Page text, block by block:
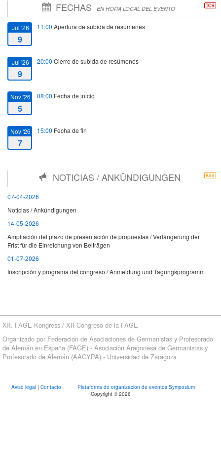
FECHAS EN HORA LOCAL DEL EVENTO
Jul '26
9
11:00 Apertura de subida de resúmenes
Jul '26
9
20:00 Cierre de subida de resúmenes
Nov '26
5
08:00 Fecha de inicio
Nov '26
7
15:00 Fecha de fin
NOTICIAS / ANKÜNDIGUNGEN
07-04-2026
Noticias / Ankündigungen
14-05-2026
Ampliación del plazo de presentación de propuestas / Verlängerung der
Frist für die Einreichung von Beiträgen
01-07-2026
Inscripción y programa del congreso / Anmeldung und Tagungsprogramm
XII. FAGE-Kongress / XII Congreso de la FAGE
Organizado por Federación de Asociaciones de Germanistas y Profesorado
de Alemán en España (FAGE) - Asociación Aragonesa de Germanistas y
Profesorado de Alemán (AAGYPA) - Universidad de Zaragoza
Aviso legal | Contacto
Plataforma de organización de eventos Symposium
Copyright © 2026